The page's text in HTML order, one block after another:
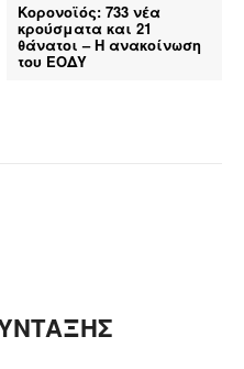
Κορονοϊός: 733 νέα
κρούσματα και 21
θάνατοι – Η ανακοίνωση
του ΕΟΔΥ